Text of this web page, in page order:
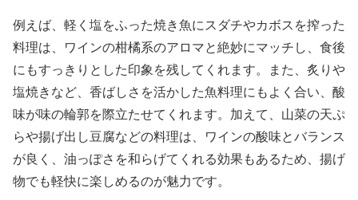
例えば、軽く塩をふった焼き魚にスダチやカボスを搾った
料理は、ワインの柑橘系のアロマと絶妙にマッチし、食後
にもすっきりとした印象を残してくれます。また、炙りや
塩焼きなど、香ばしさを活かした魚料理にもよく合い、酸
味が味の輪郭を際立たせてくれます。加えて、山菜の天ぷ
らや揚げ出し豆腐などの料理は、ワインの酸味とバランス
が良く、油っぽさを和らげてくれる効果もあるため、揚げ
物でも軽快に楽しめるのが魅力です。